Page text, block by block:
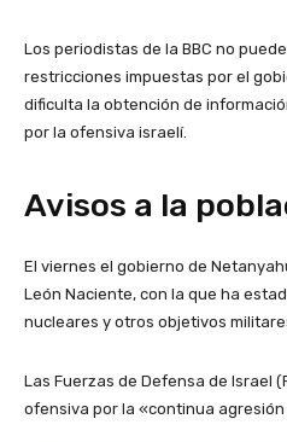
Los periodistas de la BBC no
restricciones impuestas por el
dificulta la obtención de
por la ofensiva israelí.
Avisos a la
El viernes el gobierno de
León Naciente, con la que ha
nucleares y otros objetivos
Las Fuerzas de Defensa de Israel
ofensiva por la «continua agresión